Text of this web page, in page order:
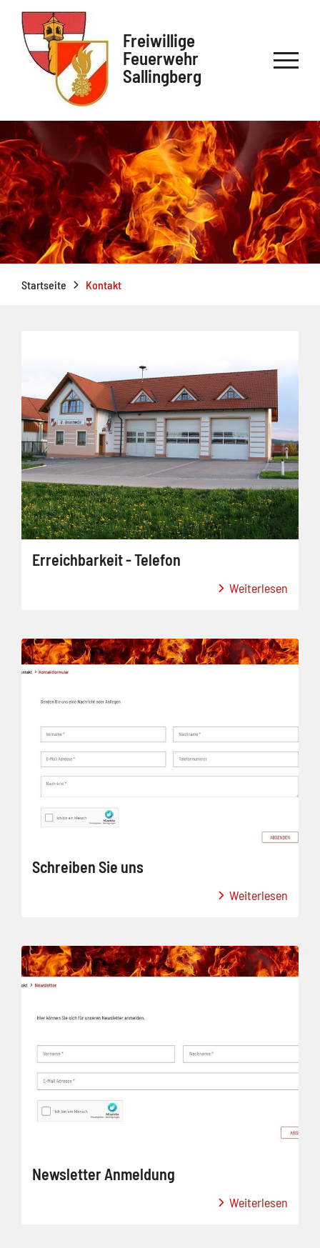
Freiwillige
Feuerwehr
Sallingberg
Startseite Kontakt
Erreichbarkeit - Telefon
Weiterlesen
Schreiben Sie uns
Weiterlesen
Newsletter Anmeldung
Weiterlesen